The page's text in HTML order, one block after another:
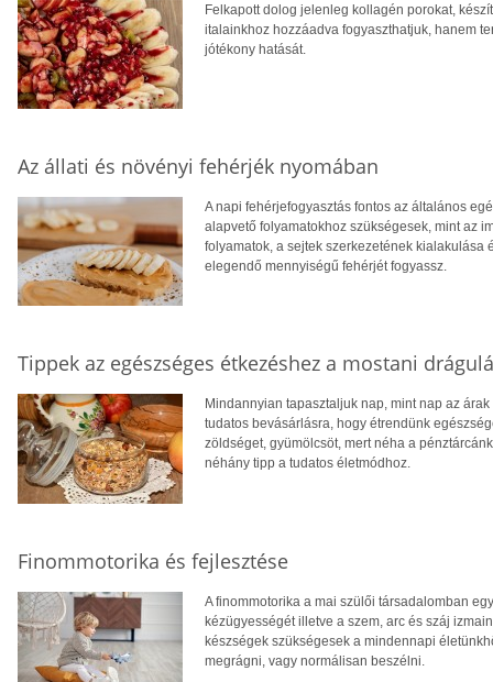
Felkapott dolog jelenleg kollagén porokat,
italainkhoz hozzáadva fogyaszthatjuk, hanem
jótékony hatását.
Az állati és növényi fehérjék nyomában
A napi fehérjefogyasztás fontos az általános
alapvető folyamatokhoz szükségesek, mint az
folyamatok, a sejtek szerkezetének
elegendő mennyiségű fehérjét fogyassz.
Tippek az egészséges étkezéshez a mostani
Mindannyian tapasztaljuk nap, mint nap az
tudatos bevásárlásra, hogy étrendünk
zöldséget, gyümölcsöt, mert néha a
néhány tipp a tudatos életmódhoz.
Finommotorika és fejlesztése
A finommotorika a mai szülői társadalomban
kézügyességét illetve a szem, arc és száj
készségek szükségesek a mindennapi
megrágni, vagy normálisan beszélni.